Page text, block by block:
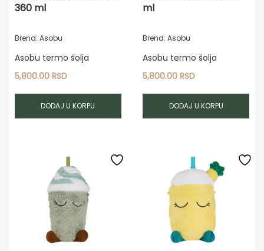
360 ml
Brend: Asobu
Asobu termo šolja
5,800.00 RSD
DODAJ U KORPU
ml
Brend: Asobu
Asobu termo šolja
5,800.00RSD
DODAJ U KORPU